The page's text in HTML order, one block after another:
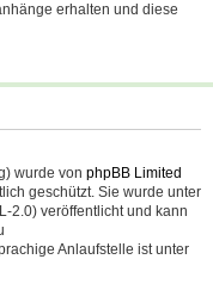
erhalten und diese
wurde von phpBB Limited
geschützt. Sie wurde unter
2.0) veröffentlicht und kann
Anlaufstelle ist unter